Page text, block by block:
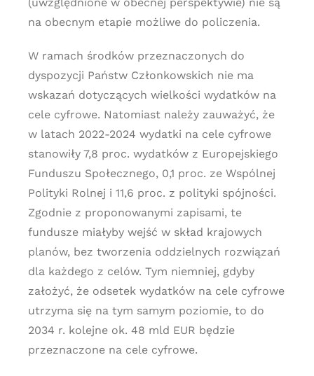
na obecnym etapie możliwe do policzenia.
W ramach środków przeznaczonych do
dyspozycji Państw Członkowskich nie ma
wskazań dotyczących wielkości wydatków na
cele cyfrowe. Natomiast należy zauważyć, że
w latach 2022-2024 wydatki na cele cyfrowe
stanowiły 7,8 proc. wydatków z Europejskiego
Funduszu Społecznego, 0,1 proc. ze Wspólnej
Polityki Rolnej i 11,6 proc. z polityki spójności.
Zgodnie z proponowanymi zapisami, te
fundusze miałyby wejść w skład krajowych
planów, bez tworzenia oddzielnych rozwiązań
dla każdego z celów. Tym niemniej, gdyby
założyć, że odsetek wydatków na cele cyfrowe
utrzyma się na tym samym poziomie, to do
2034 r. kolejne ok. 48 mld EUR będzie
przeznaczone na cele cyfrowe.